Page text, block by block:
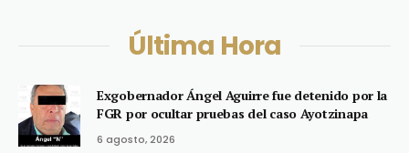
Última Hora
Exgobernador Ángel Aguirre fue detenido por la
FGR por ocultar pruebas del caso Ayotzinapa
6 agosto, 2026